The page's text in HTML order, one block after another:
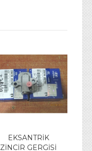
EKSANTRİK
ZİNCİR GERGİSİ